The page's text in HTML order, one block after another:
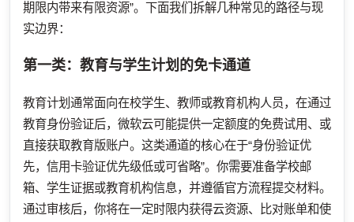
期限内带来有限资源”。下面我们拆解几种常见的路径与现
实边界：
第一类：教育与学生计划的免卡通道
教育计划通常面向在校学生、教师或教育机构人员，在通过
教育身份验证后，微软云可能提供一定额度的免费试用、或
直接获取教育版账户。这类通道的核心在于“身份验证优
先，信用卡验证优先级低或可省略”。你需要准备学校邮
箱、学生证据或教育机构信息，并遵循官方流程提交材料。
通过审核后，你将在一定时限内获得云资源、比对账单和使